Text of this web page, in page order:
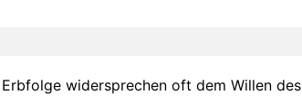
widersprechen oft dem Willen des